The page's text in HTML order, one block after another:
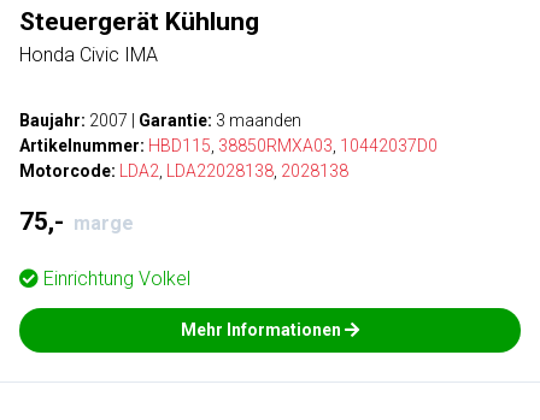
Steuergerät Kühlung
Honda Civic IMA
Baujahr: 2007 Garantie: 3 maanden
Artikelnummer: HBD115 38850RMXA03 10442037D0
Motorcode:
LDA2 LDA22028138 2028138
75,- marge
Einrichtung Volkel
Mehr Informationen